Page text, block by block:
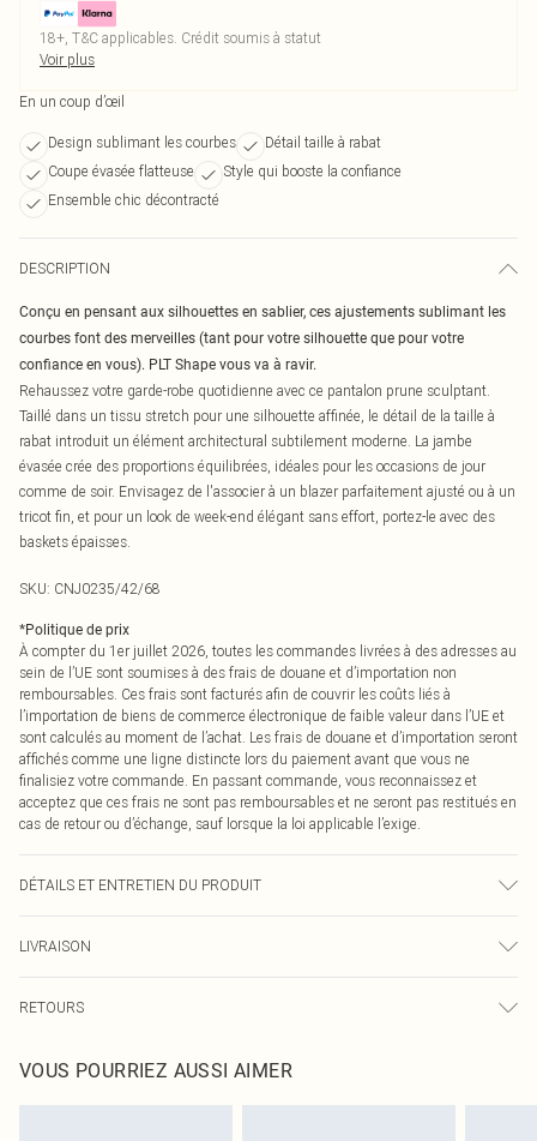
18+, T&C applicables. Crédit soumis à statut
Voir plus
En un coup d’œil
Design sublimant les courbes
Détail taille à rabat
Coupe évasée flatteuse
Style qui booste la confiance
Ensemble chic décontracté
DESCRIPTION
Conçu en pensant aux silhouettes en sablier, ces ajustements sublimant les
courbes font des merveilles (tant pour votre silhouette que pour votre
confiance en vous). PLT Shape vous va à ravir.
Rehaussez votre garde-robe quotidienne avec ce pantalon prune sculptant.
Taillé dans un tissu stretch pour une silhouette affinée, le détail de la taille à
rabat introduit un élément architectural subtilement moderne. La jambe
évasée crée des proportions équilibrées, idéales pour les occasions de jour
comme de soir. Envisagez de l'associer à un blazer parfaitement ajusté ou à un
tricot fin, et pour un look de week-end élégant sans effort, portez-le avec des
baskets épaisses.
SKU: CNJ0235/42/68
*Politique de prix
À compter du 1er juillet 2026, toutes les commandes livrées à des adresses au
sein de l’UE sont soumises à des frais de douane et d’importation non
remboursables. Ces frais sont facturés afin de couvrir les coûts liés à
l’importation de biens de commerce électronique de faible valeur dans l’UE et
sont calculés au moment de l’achat. Les frais de douane et d’importation seront
affichés comme une ligne distincte lors du paiement avant que vous ne
finalisiez votre commande. En passant commande, vous reconnaissez et
acceptez que ces frais ne sont pas remboursables et ne seront pas restitués en
cas de retour ou d’échange, sauf lorsque la loi applicable l’exige.
DÉTAILS ET ENTRETIEN DU PRODUIT
la couleur peut déteindre.
LIVRAISON
Livraison express France
Jusqu'à 2-3 jours ouvrables
RETOURS
pour nous retourner un article.
Veuillez noter que nous ne pouvons pas rembourser les masques tendance, les
VOUS POURRIEZ AUSSI AIMER